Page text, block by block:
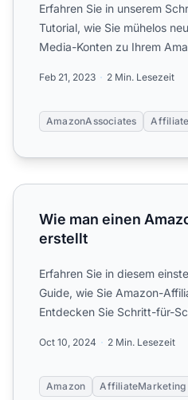
Erfahren Sie in unserem
Tutorial, wie Sie mühelos
Media-Konten zu Ihrem
Feb 21, 2023 2 Min. Lesezeit
AmazonAssociates
Wie man einen Amazon-
Wie man einen
erstellt
Erfahren Sie in diesem
Guide, wie Sie Amazon-
Entdecken Sie Schritt-für-
Oct 10, 2024 2 Min. Lesezeit
Amazon AffiliateMarketing